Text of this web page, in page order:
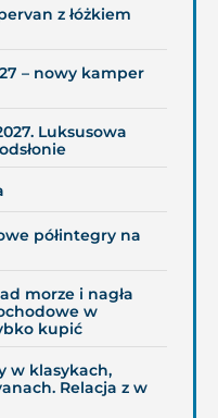
z łóżkiem
– nowy kamper
Luksusowa
półintegry na
morze i nagła
w
kupić
w klasykach,
Relacja z w